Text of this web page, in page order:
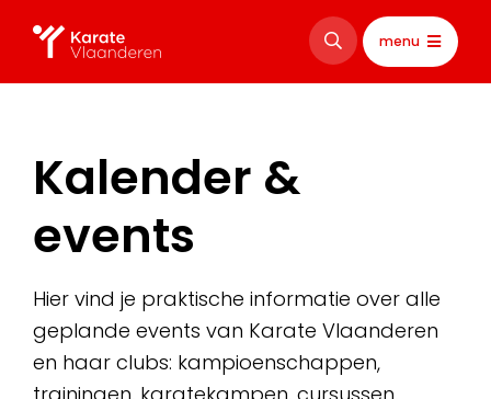
menu
Kalender &
events
Hier vind je praktische informatie over alle
geplande events van Karate Vlaanderen
en haar clubs: kampioenschappen,